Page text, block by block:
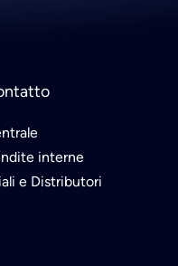
interne
e Distributori